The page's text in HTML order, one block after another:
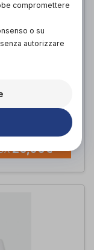
ADULTI
20,00€
compromettere
o su
autorizzare